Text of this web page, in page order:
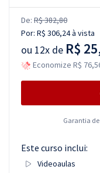
De: R$ 382,80
Por: R$ 306,24à vista
ou 12x de R$
Economize R$
Garantia
Este curso inclui:
Videoaulas